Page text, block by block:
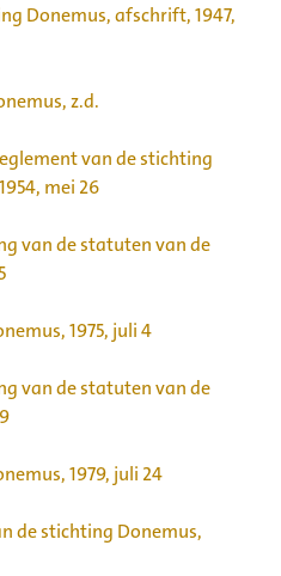
Donemus, afschrift, 1947,
z.d.
van de stichting
mei 26
van de statuten van de
1975, juli 4
van de statuten van de
1979, juli 24
de stichting Donemus,